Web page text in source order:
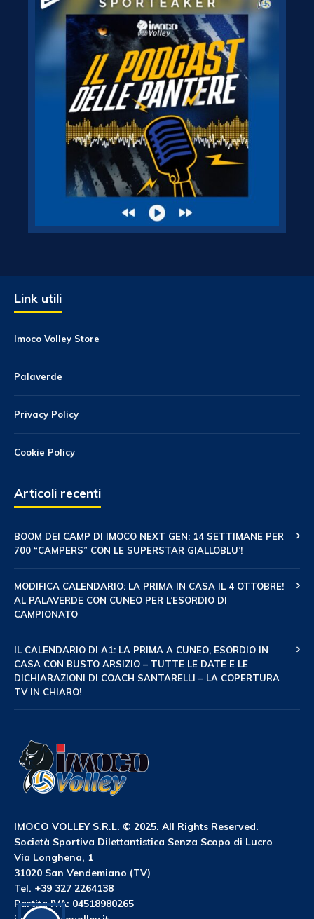
Link utili
Imoco Volley Store
Palaverde
Privacy Policy
Cookie Policy
Articoli recenti
BOOM DEI CAMP DI IMOCO NEXT GEN: 14 SETTIMANE PER
700 “CAMPERS” CON LE SUPERSTAR GIALLOBLU’!
MODIFICA CALENDARIO: LA PRIMA IN CASA IL 4 OTTOBRE!
AL PALAVERDE CON CUNEO PER L’ESORDIO DI
CAMPIONATO
IL CALENDARIO DI A1: LA PRIMA A CUNEO, ESORDIO IN
CASA CON BUSTO ARSIZIO – TUTTE LE DATE E LE
DICHIARAZIONI DI COACH SANTARELLI – LA COPERTURA
TV IN CHIARO!
IMOCO VOLLEY S.R.L. © 2025. All Rights Reserved.
Società Sportiva Dilettantistica Senza Scopo di Lucro
Via Longhena, 1
31020 San Vendemiano (TV)
Tel. +39 327 2264138
Partita IVA: 04518980265